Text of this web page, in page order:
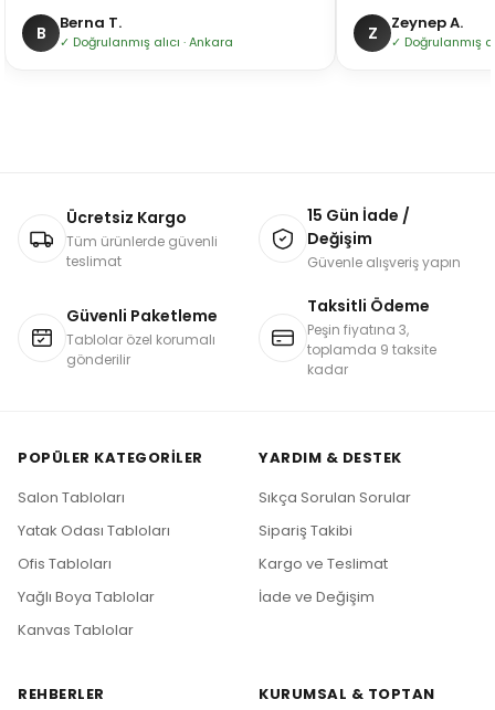
B Berna T.
✓ Doğrulanmış alıcı · Ankara Z Zeynep A.
✓ Doğrulanmış
Ücretsiz Kargo
Tüm ürünlerde güvenli
teslimat
15 Gün İade /
Değişim
Güvenle alışveriş yapın
Güvenli Paketleme
Tablolar özel korumalı
gönderilir
Taksitli Ödeme
Peşin fiyatına 3,
toplamda 9 taksite
kadar
POPÜLER KATEGORILER
Salon Tabloları
Yatak Odası Tabloları
Ofis Tabloları
Yağlı Boya Tablolar
Kanvas Tablolar
YARDIM & DESTEK
Sıkça Sorulan Sorular
Sipariş Takibi
Kargo ve Teslimat
İade ve Değişim
REHBERLER
KURUMSAL & TOPTAN